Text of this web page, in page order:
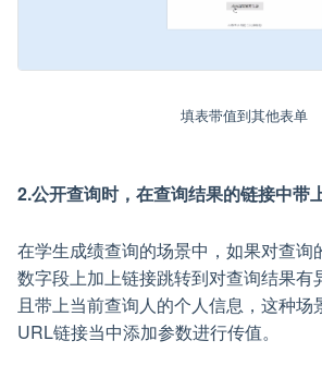
填表带值到其他表单
2.公开查询时，在查询结果的链接中带
在学生成绩查询的场景中，如果对查询
数字段上加上链接跳转到对查询结果有
且带上当前查询人的个人信息，这种场
URL链接当中添加参数进行传值。